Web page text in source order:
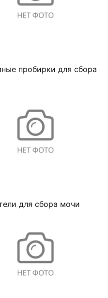
пробирки для сбора
для сбора мочи